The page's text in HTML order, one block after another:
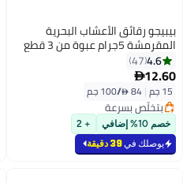
بيبيجو رقائق الأعشاب البحرية
المقرمشة 5جرام عبوة من 3 قطع
4.6
47
12.60
15 جم |
بتخلّص بسرعة
بتخلّص بسرعة
خصم 10% إضافي + 2
يوصلك في39 دقيقة